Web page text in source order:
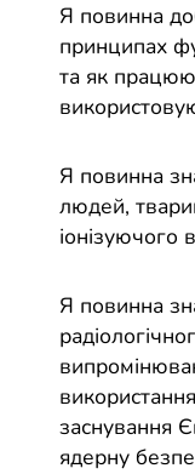
Я повинна
принципах
та як
Я повинна
людей,
іонізуючого
Я повинна
заснування
ядерну